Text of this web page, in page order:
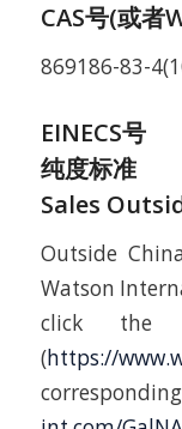
CAS号(或者
869186-83-
EINECS号
纯度标准
Sales
Outside
Watson
click the
(https://